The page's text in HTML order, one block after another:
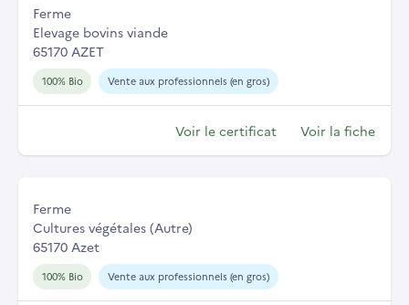
Ferme
Elevage bovins viande
65170 AZET
100% Bio Vente aux professionnels (en gros)
Voir le certificat Voir la fiche
Ferme
Cultures végétales (Autre)
65170 Azet
100% Bio Vente aux professionnels (en gros)